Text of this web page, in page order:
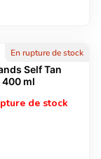
En rupture de stock
Self Tan
400 ml
de stock